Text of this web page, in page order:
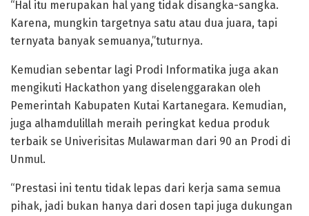
“Hal itu merupakan hal yang tidak disangka-sangka.
Karena, mungkin targetnya satu atau dua juara, tapi
ternyata banyak semuanya,”tuturnya.
Kemudian sebentar lagi Prodi Informatika juga akan
mengikuti Hackathon yang diselenggarakan oleh
Pemerintah Kabupaten Kutai Kartanegara. Kemudian,
juga alhamdulillah meraih peringkat kedua produk
terbaik se Univerisitas Mulawarman dari 90 an Prodi di
Unmul.
“Prestasi ini tentu tidak lepas dari kerja sama semua
pihak, jadi bukan hanya dari dosen tapi juga dukungan